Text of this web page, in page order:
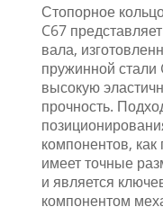
Стопорное
C67
вала,
пружинной
высокую
прочность.
компонентов,
имеет точные
и является
компонентом